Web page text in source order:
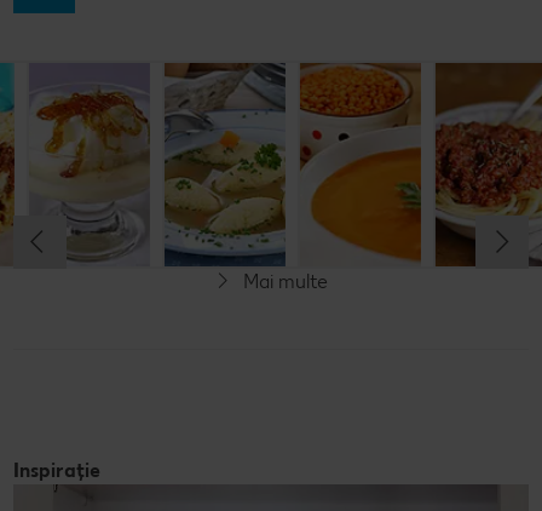
cartofi cu
cașcaval
Cel mult 60 minute
Rafinat
Lapte de
pasăre
Cel mult 60 minute
Rafinat
Supă
tradițională
cu găluşte
linte
Cel mult 60 minute
Simplu
Mai multe
Inspirație